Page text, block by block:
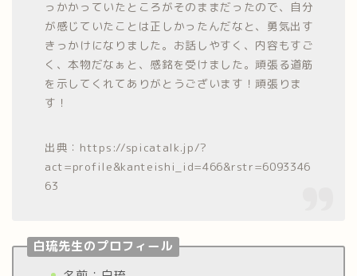
っかかっていたところがそのままだったので、自分
が感じていたことは正しかったんだなと、勇気出す
きっかけになりました。お話しやすく、内容もすご
く、本物だなぁと、感銘を受けました。頑張る道筋
を示してくれてありがとうございます！頑張りま
す！
出典：https://spicatalk.jp/?
act=profile&kanteishi_id=466&rstr=6093346
63
白琉先生のプロフィール